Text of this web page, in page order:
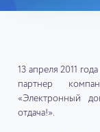
13 апреля 2011
партнер
«Электронный
отдача!».